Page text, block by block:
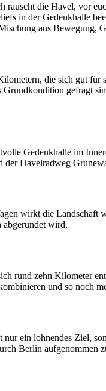
die Havel, vor
in der Gedenkhalle
aus Bewegung,
die sich gut
Grundkondition gefragt
Gedenkhalle im
Havelradweg
wirkt die Landschaft
abgerundet wird.
rund zehn Kilometer
und so noch
ein lohnendes Ziel,
Berlin aufgenommen